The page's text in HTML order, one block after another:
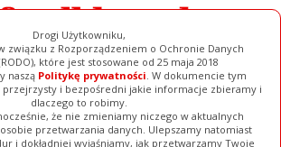
Drogi Użytkowniku,
związku z Rozporządzeniem o Ochronie Danych
które jest stosowane od 25 maja 2018
naszą Politykę prywatności. W dokumencie tym
przejrzysty i bezpośredni jakie informacje zbieramy i
dlaczego to robimy.
że nie zmieniamy niczego w aktualnych
przetwarzania danych. Ulepszamy natomiast
i dokładniej wyjaśniamy, jak przetwarzamy Twoje